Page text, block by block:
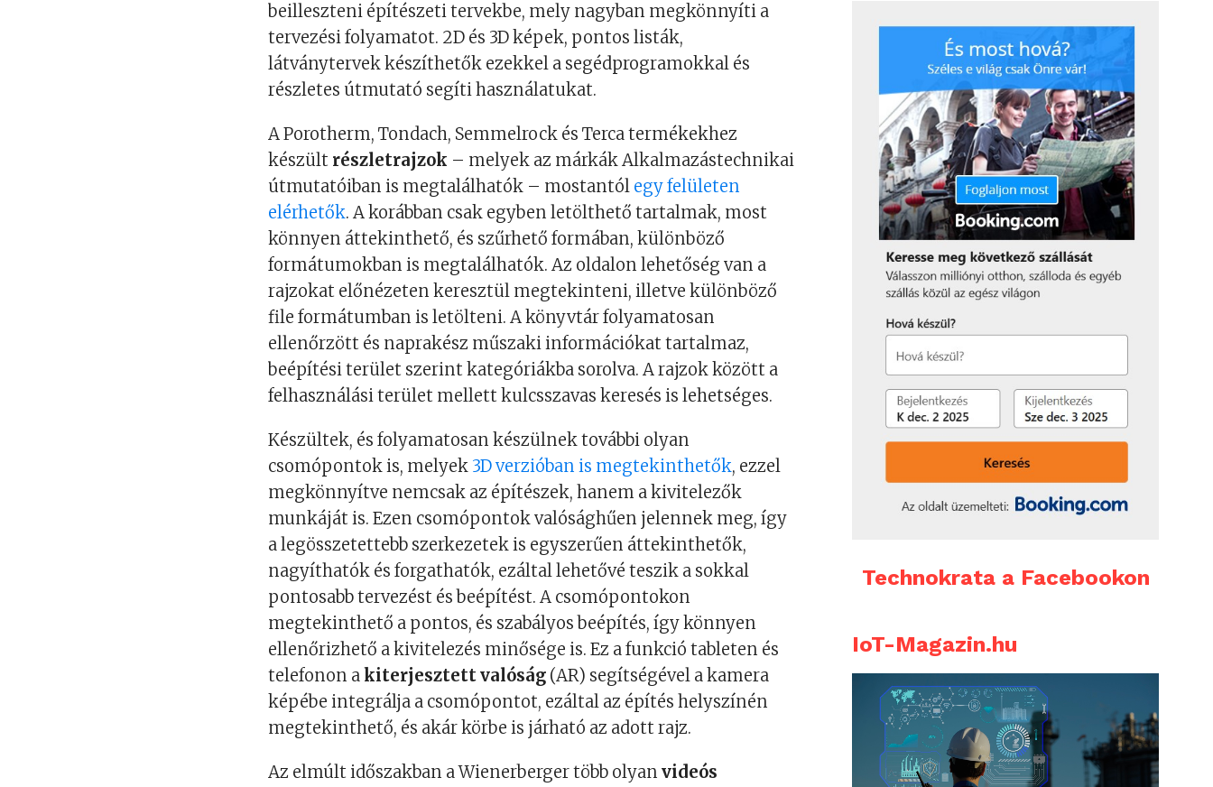
beilleszteni építészeti tervekbe, mely nagyban megkönnyíti a
tervezési folyamatot. 2D és 3D képek, pontos listák,
látványtervek készíthetők ezekkel a segédprogramokkal és
részletes útmutató segíti használatukat.
A Porotherm, Tondach, Semmelrock és Terca termékekhez
készült részletrajzok – melyek az márkák Alkalmazástechnikai
útmutatóiban is megtalálhatók – mostantól egy felületen
elérhetők. A korábban csak egyben letölthető tartalmak, most
könnyen áttekinthető, és szűrhető formában, különböző
formátumokban is megtalálhatók. Az oldalon lehetőség van a
rajzokat előnézeten keresztül megtekinteni, illetve különböző
file formátumban is letölteni. A könyvtár folyamatosan
ellenőrzött és naprakész műszaki információkat tartalmaz,
beépítési terület szerint kategóriákba sorolva. A rajzok között a
felhasználási terület mellett kulcsszavas keresés is lehetséges.
Készültek, és folyamatosan készülnek további olyan
csomópontok is, melyek 3D verzióban is megtekinthetők, ezzel
megkönnyítve nemcsak az építészek, hanem a kivitelezők
munkáját is. Ezen csomópontok valósághűen jelennek meg, így
a legösszetettebb szerkezetek is egyszerűen áttekinthetők,
nagyíthatók és forgathatók, ezáltal lehetővé teszik a sokkal
pontosabb tervezést és beépítést. A csomópontokon
megtekinthető a pontos, és szabályos beépítés, így könnyen
ellenőrizhető a kivitelezés minősége is. Ez a funkció tableten és
telefonon akiterjesztett valóság (AR) segítségével a kamera
képébe integrálja a csomópontot, ezáltal az építés helyszínén
megtekinthető, és akár körbe is járható az adott rajz.
Az elmúlt időszakban a Wienerberger több olyanvideós
Technokrata a Facebookon
IoT-Magazin.hu